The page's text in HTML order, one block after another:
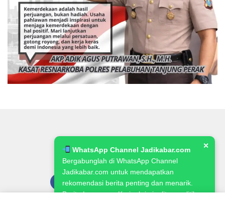
WhatsApp Channel Jadikabar.com
Bergabunglah di WhatsApp Channel
Jadikabar.com untuk mendapatkan
rekomendasi berita penting dan menarik.
Berita Lowongan Kerja, kriminalitas, politik,
✕